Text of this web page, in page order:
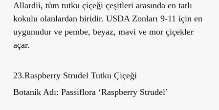
Allardii, tüm tutku çiçeği çeşitleri arasında en tatlı
kokulu olanlardan biridir. USDA Zonları 9-11 için en
uygunudur ve pembe, beyaz, mavi ve mor çiçekler
açar.
23.Raspberry Strudel Tutku Çiçeği
Botanik Adı: Passiflora ‘Raspberry Strudel’